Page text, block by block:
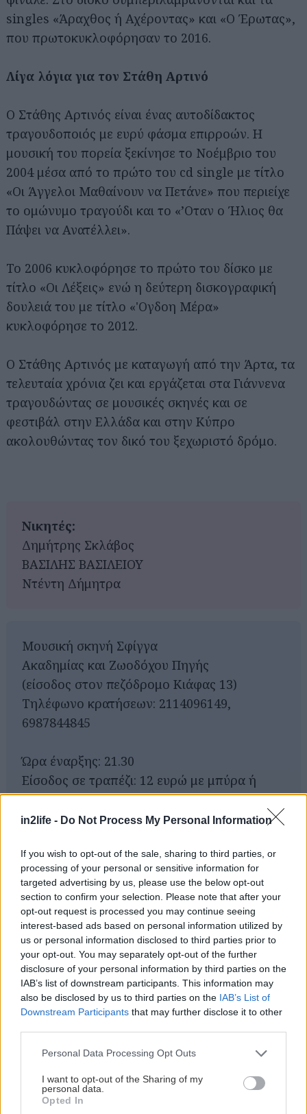
in2life - Do Not Process My Personal Information
If you wish to opt-out of the sale, sharing to third parties, or
processing of your personal or sensitive information for
targeted advertising by us, please use the below opt-out
section to confirm your selection. Please note that after your
opt-out request is processed you may continue seeing
interest-based ads based on personal information utilized by
us or personal information disclosed to third parties prior to
your opt-out. You may separately opt-out of the further
disclosure of your personal information by third parties on the
IAB’s list of downstream participants. This information may
also be disclosed by us to third parties on the IAB’s List of
Downstream Participants that may further disclose it to other
Please note that this website/app uses one or more Google
not limited to your visit or usage behaviour. You may click to
grant or deny consent to Google and its third-party tags to
use your data for below specified purposes in below Google
Personal Data Processing Opt Outs
I want to opt-out of the Sharing of my
personal data.
Opted In
singles «Άραχθος ή Αχέροντας» και «Ο Έρωτας»,
που πρωτοκυκλοφόρησαν το 2016.
Λίγα λόγια για τον Στάθη Αρτινό
Ο Στάθης Αρτινός είναι ένας αυτοδίδακτος
τραγουδοποιός με ευρύ φάσμα επιρροών. Η
μουσική του πορεία ξεκίνησε το Νοέμβριο του
2004 μέσα από το πρώτο του cd single με τίτλο
«Οι Άγγελοι Μαθαίνουν να Πετάνε» που περιείχε
το ομώνυμο τραγούδι και το «’Οταν ο Ήλιος θα
Πάψει να Ανατέλλει».
To 2006 κυκλοφόρησε το πρώτο του δίσκο με
τίτλο «Οι Λέξεις» ενώ η δεύτερη δισκογραφική
δουλειά του με τίτλο «'Ογδοη Μέρα»
κυκλοφόρησε το 2012.
Ο Στάθης Αρτινός με καταγωγή από την Άρτα, τα
τελευταία χρόνια ζει και εργάζεται στα Γιάννενα
τραγουδώντας σε μουσικές σκηνές και σε
φεστιβάλ στην Ελλάδα και στην Κύπρο
ακολουθώντας τον δικό του ξεχωριστό δρόμο.
Νικητές:
Δημήτρης Σκλάβος
ΒΑΣΙΛΗΣ ΒΑΣΙΛΕΙΟΥ
Ντέντη Δήμητρα
Μουσική σκηνή Σφίγγα
Ακαδημίας και Ζωοδόχου Πηγής
(είσοδος στον πεζόδρομο Κιάφας 13)
Τηλέφωνο κρατήσεων: 2114096149,
6987844845
Ώρα έναρξης: 21.30
Είσοδος σε τραπέζι: 12 ευρώ με μπύρα ή
κρασί
Αναζήτηση
για...